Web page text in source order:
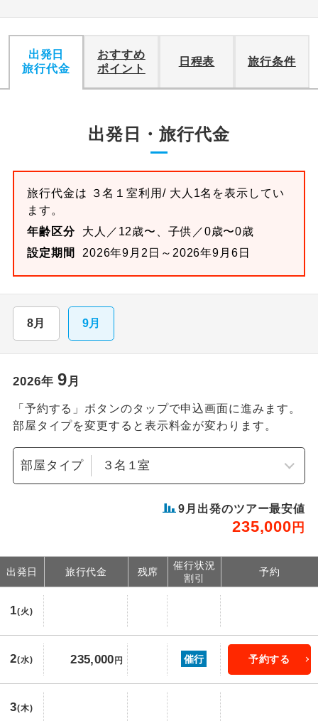
出発日
旅行代金
おすすめ
ポイント
日程表 旅行条件
出発日・旅行代金
旅行代金は ３名１室利用/ 大人1名を表示してい
ます。
年齢区分
大人／12歳〜、子供／0歳〜0歳
設定期間
2026年9月2日～2026年9月6日
8月 9月
2026年 9 月
「予約する」ボタンのタップで申込画面に進みます。
部屋タイプを変更すると表示料金が変わります。
部屋タイプ
9 月出発のツアー最安値
235,000 円
出発日 旅行代金 残席
催行状況
割引
予約
1(火)
2(水) 235,000円 催行 予約する
3(木)